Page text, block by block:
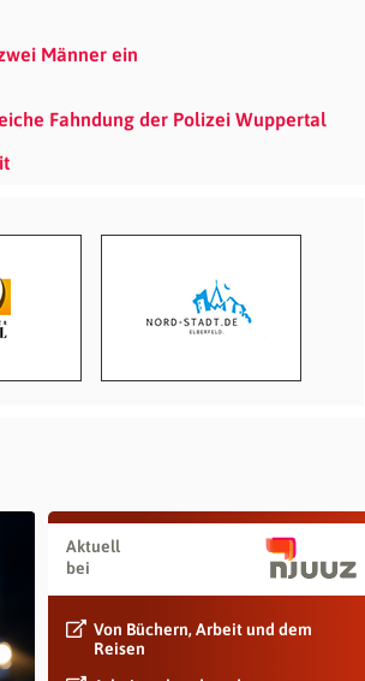
Männer ein
Fahndung der Polizei Wuppertal
Aktuell
bei
Von Büchern, Arbeit und dem
Reisen